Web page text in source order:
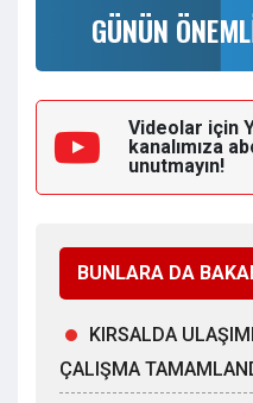
GÜNÜN
Videolar için
kanalımıza
unutmayın!
BUNLARA DA
KIRSALDA
ÇALIŞMA